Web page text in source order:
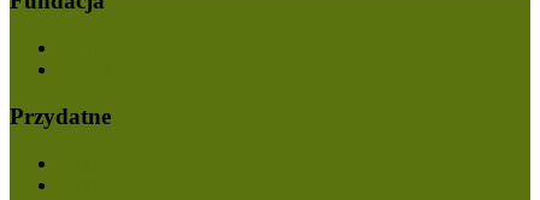
Przydatne